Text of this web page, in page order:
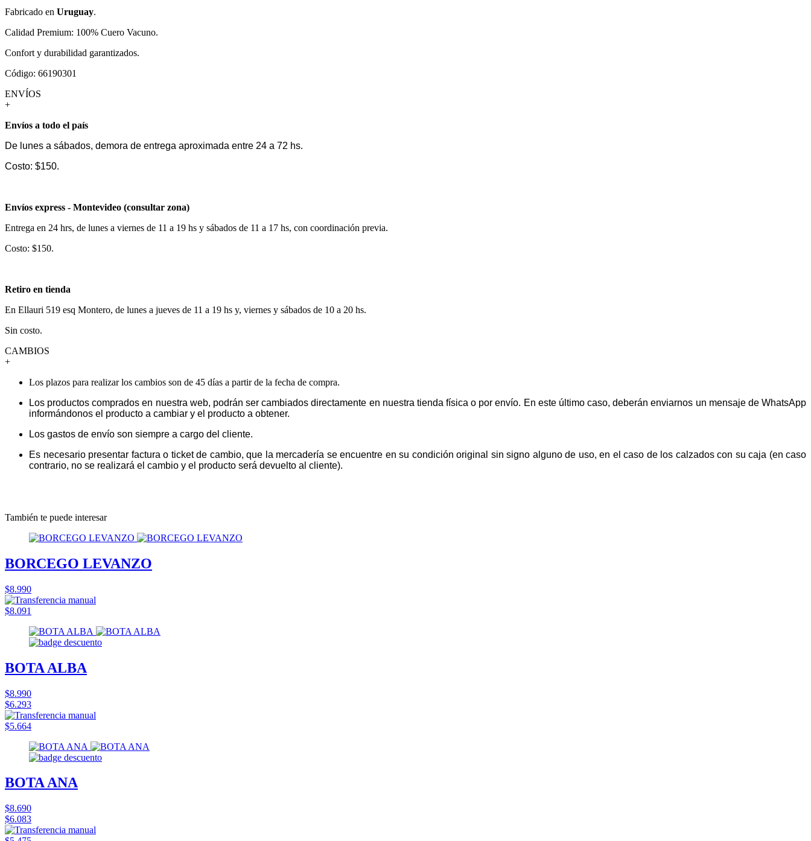
Fabricado en Uruguay.
Calidad Premium: 100% Cuero Vacuno.
Confort y durabilidad garantizados.
Código: 66190301
ENVÍOS
+
Envíos a todo el país
De lunes a sábados, demora de entrega aproximada entre 24 a 72 hs.
Costo: $150.
Envíos express - Montevideo (consultar zona)
Entrega en 24 hrs, de lunes a viernes de 11 a 19 hs y sábados de 11 a 17 hs, con coordinación previa.
Costo: $150.
Retiro en tienda
En Ellauri 519 esq Montero, de lunes a jueves de 11 a 19 hs y, viernes y sábados de 10 a 20 hs.
Sin costo.
CAMBIOS
+
Los plazos para realizar los cambios son de 45 días a partir de la fecha de compra.
Los productos comprados en nuestra web, podrán ser cambiados directamente en nuestra tienda física o por envío. En este último caso, deberán enviarnos un mensaje de WhatsApp
informándonos el producto a cambiar y el producto a obtener.
Los gastos de envío son siempre a cargo del cliente.
Es necesario presentar factura o ticket de cambio, que la mercadería se encuentre en su condición original sin signo alguno de uso, en el caso de los calzados con su caja (en caso
contrario, no se realizará el cambio y el producto será devuelto al cliente).
También te puede interesar
BORCEGO LEVANZO
$8.990
$8.091
BOTA ALBA
$8.990
$6.293
$5.664
BOTA ANA
$8.690
$6.083